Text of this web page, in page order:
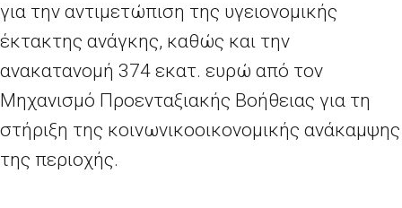
για την αντιμετώπιση της υγειονομικής
έκτακτης ανάγκης, καθώς και την
ανακατανομή 374 εκατ. ευρώ από τον
Μηχανισμό Προενταξιακής Βοήθειας για τη
στήριξη της κοινωνικοοικονομικής ανάκαμψης
της περιοχής.